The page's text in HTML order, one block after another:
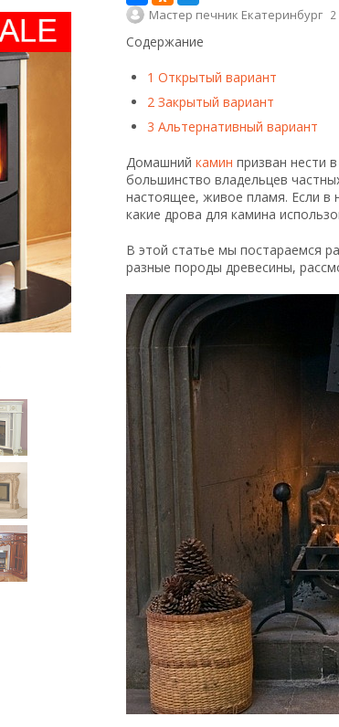
Мастер печник Екатеринбург
Содержание
1 Открытый вариант
2Закрытый вариант
3 Альтернативный вариант
Домашний камин призван нести
большинство владельцев
настоящее, живое пламя. Если
какие дрова для камина
В этой статье мы постараемся
разные породы древесины,